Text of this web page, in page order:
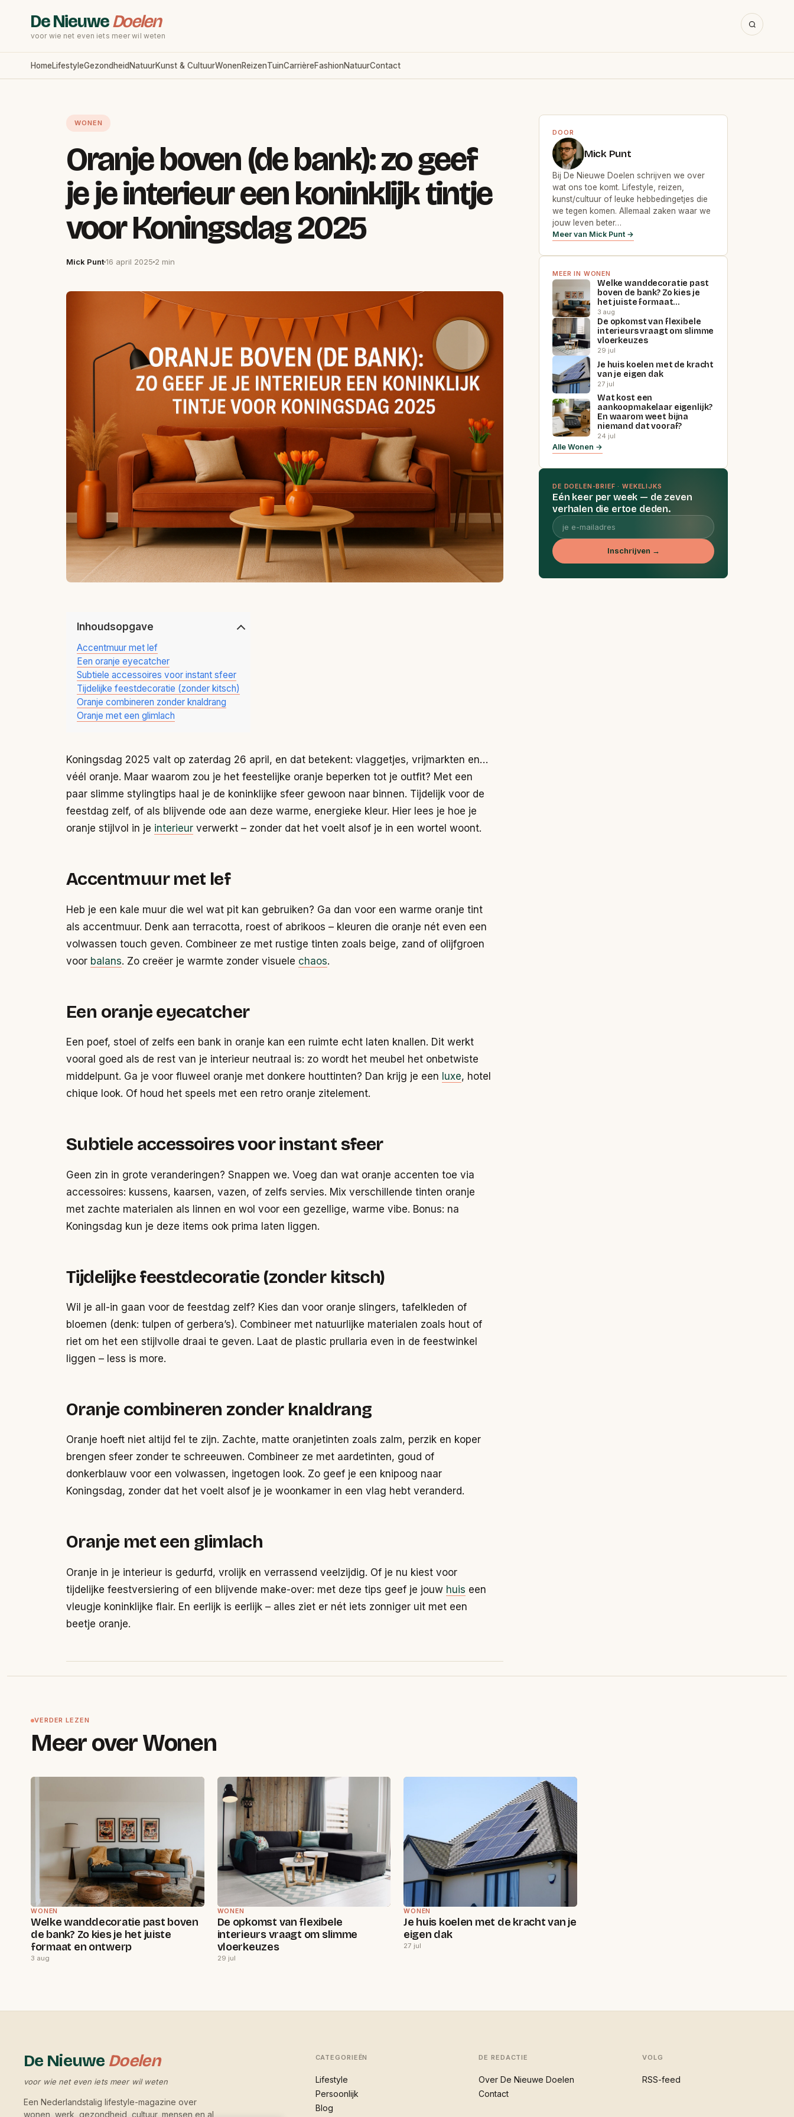
De NieuweDoelen
voor wie net even iets meer wil weten
HomeLifestyleGezondheid NatuurKunst & CultuurWonenReizenTuinCarrièreFashionNatuurContact
WONEN
Oranje boven (de bank): zo geef
je je interieur een koninklijk tintje
voor Koningsdag 2025
Mick Punt16 april 2025 2 min
Inhoudsopgave
Accentmuur met lef
Een oranje eyecatcher
Subtiele accessoires voor instant sfeer
Tijdelijke feestdecoratie (zonder kitsch)
Oranje combineren zonder knaldrang
Oranje met een glimlach
Koningsdag 2025 valt op zaterdag 26 april, en dat betekent: vlaggetjes, vrijmarkten en…
véél oranje. Maar waarom zou je het feestelijke oranje beperken tot je outfit? Met een
paar slimme stylingtips haal je de koninklijke sfeer gewoon naar binnen. Tijdelijk voor de
feestdag zelf, of als blijvende ode aan deze warme, energieke kleur. Hier lees je hoe je
oranje stijlvol in je interieur verwerkt – zonder dat het voelt alsof je in een wortel woont.
Accentmuur met lef
Heb je een kale muur die wel wat pit kan gebruiken? Ga dan voor een warme oranje tint
als accentmuur. Denk aan terracotta, roest of abrikoos – kleuren die oranje nét even een
volwassen touch geven. Combineer ze met rustige tinten zoals beige, zand of olijfgroen
voor balans. Zo creëer je warmte zonder visuele chaos.
Een oranje eyecatcher
Een poef, stoel of zelfs een bank in oranje kan een ruimte echt laten knallen. Dit werkt
vooral goed als de rest van je interieur neutraal is: zo wordt het meubel het onbetwiste
middelpunt. Ga je voor fluweel oranje met donkere houttinten? Dan krijg je een luxe, hotel
chique look. Of houd het speels met een retro oranje zitelement.
Subtiele accessoires voor instant sfeer
Geen zin in grote veranderingen? Snappen we. Voeg dan wat oranje accenten toe via
accessoires: kussens, kaarsen, vazen, of zelfs servies. Mix verschillende tinten oranje
met zachte materialen als linnen en wol voor een gezellige, warme vibe. Bonus: na
Koningsdag kun je deze items ook prima laten liggen.
Tijdelijke feestdecoratie (zonder kitsch)
Wil je all-in gaan voor de feestdag zelf? Kies dan voor oranje slingers, tafelkleden of
bloemen (denk: tulpen of gerbera’s). Combineer met natuurlijke materialen zoals hout of
riet om het een stijlvolle draai te geven. Laat de plastic prullaria even in de feestwinkel
liggen – less is more.
Oranje combineren zonder knaldrang
Oranje hoeft niet altijd fel te zijn. Zachte, matte oranjetinten zoals zalm, perzik en koper
brengen sfeer zonder te schreeuwen. Combineer ze met aardetinten, goud of
donkerblauw voor een volwassen, ingetogen look. Zo geef je een knipoog naar
Koningsdag, zonder dat het voelt alsof je je woonkamer in een vlag hebt veranderd.
Oranje met een glimlach
Oranje in je interieur is gedurfd, vrolijk en verrassend veelzijdig. Of je nu kiest voor
tijdelijke feestversiering of een blijvende make-over: met deze tips geef je jouw huis een
vleugje koninklijke flair. En eerlijk is eerlijk – alles ziet er nét iets zonniger uit met een
beetje oranje.
DOOR
Mick Punt
Bij De Nieuwe Doelen schrijven we over
wat ons toe komt. Lifestyle, reizen,
kunst/cultuur of leuke hebbedingetjes die
we tegen komen. Allemaal zaken waar we
jouw leven beter…
Meer van Mick Punt →
MEER IN WONEN
Welke wanddecoratie past
boven de bank? Zo kies je
het juiste formaat…
3 aug
De opkomst van flexibele
interieurs vraagt om slimme
vloerkeuzes
29 jul
Je huis koelen met de kracht
van je eigen dak
27 jul
Wat kost een
aankoopmakelaar eigenlijk?
En waarom weet bijna
niemand dat vooraf?
24 jul
Alle Wonen →
DE DOELEN-BRIEF · WEKELIJKS
Eén keer per week — de zeven
verhalen die ertoe deden.
Inschrijven →
VERDER LEZEN
Meer over Wonen
WONEN
Welke wanddecoratie past boven
de bank? Zo kies je het juiste
formaat en ontwerp
3 aug
WONEN
De opkomst van flexibele
interieurs vraagt om slimme
vloerkeuzes
29 jul
WONEN
Je huis koelen met de kracht van je
eigen dak
27 jul
De Nieuwe Doelen
voor wie net even iets meer wil weten
Een Nederlandstalig lifestyle-magazine over
wonen, werk, gezondheid, cultuur, mensen en al
CATEGORIEËN
Lifestyle
Persoonlijk
Blog
DE REDACTIE
Over De Nieuwe Doelen
Contact
VOLG
RSS-feed